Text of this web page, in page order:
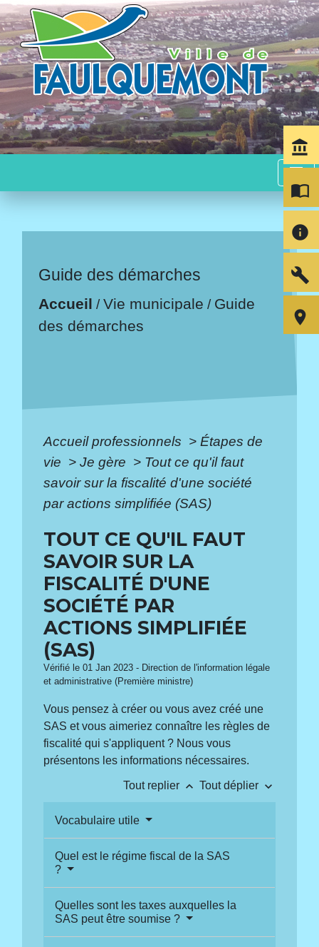
menu
Guide des démarches
Accueil /Vie municipale / Guide
des démarches
Accueil professionnels > Étapes de
vie > Je gère > Tout ce qu'il faut
savoir sur la fiscalité d'une société
par actions simplifiée (SAS)
TOUT CE QU'IL FAUT
SAVOIR SUR LA
FISCALITÉ D'UNE
SOCIÉTÉ PAR
ACTIONS SIMPLIFIÉE
(SAS)
Vérifié le 01 Jan 2023 - Direction de l'information légale
et administrative (Première ministre)
Vous pensez à créer ou vous avez créé une
SAS et vous aimeriez connaître les règles de
fiscalité qui s'appliquent ? Nous vous
présentons les informations nécessaires.
Tout replier keyboard_arrow_up Tout déplier keyboard_arrow_down
Vocabulaire utile
Quel est le régime fiscal de la SAS
?
Quelles sont les taxes auxquelles la
SAS peut être soumise ?
account_balance
import_contacts
info
build
room